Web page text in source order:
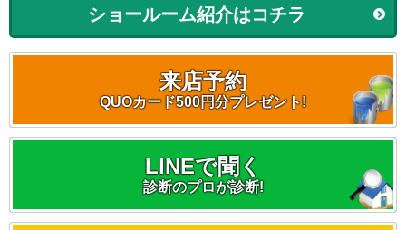
ショールーム紹介はコチラ
来店予約
QUOカード500円分プレゼント!
LINEで聞く
診断のプロが診断!